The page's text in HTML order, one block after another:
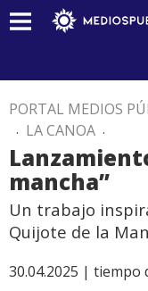
PORTAL MEDIOS
. LA CANOA .
mancha”
Un trabajo
Quijote de la
30.04.2025 | tiempo